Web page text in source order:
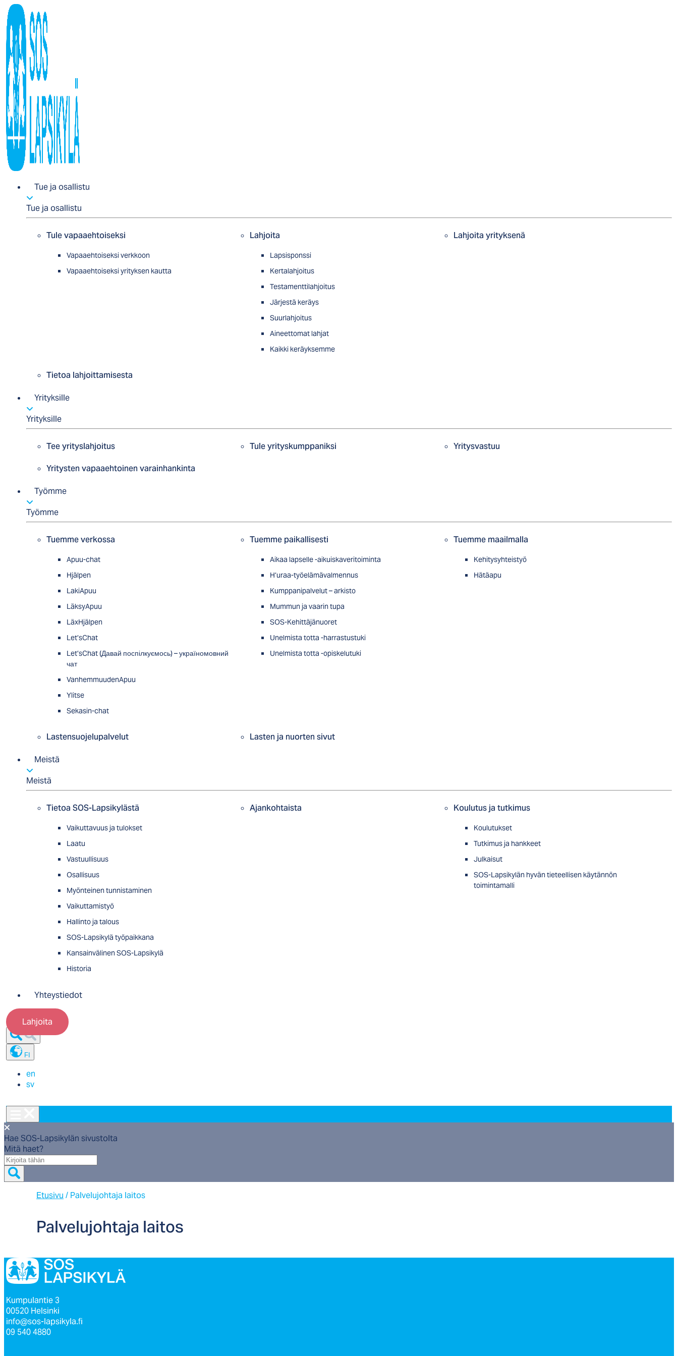
Tue ja osallistu
Tue ja osallistu
Tule vapaaehtoiseksi
Vapaaehtoiseksi verkkoon
Vapaaehtoiseksi yrityksen kautta
Lahjoita
Lapsisponssi
Kertalahjoitus
Testamenttilahjoitus
Järjestä keräys
Suurlahjoitus
Aineettomat lahjat
Kaikki keräyksemme
Lahjoita yrityksenä
Tietoa lahjoittamisesta
Yrityksille
Yrityksille
Tee yrityslahjoitus Tule yrityskumppaniksi
Yritysvastuu
Yritysten vapaaehtoinen varainhankinta
Työmme
Työmme
Tuemme verkossa
Apuu-chat
Hjälpen
LakiApuu
LäksyApuu
LäxHjälpen
Let’sChat
Let’sChat (Давай поспілкуємось) – україномовний
чат
VanhemmuudenApuu
Ylitse
Sekasin-chat
Tuemme paikallisesti
Aikaa lapselle -aikuiskaveritoiminta
H’uraa-työelämävalmennus
Kumppanipalvelut – arkisto
Mummun ja vaarin tupa
SOS-Kehittäjänuoret
Unelmista totta -harrastustuki
Unelmista totta -opiskelutuki
Tuemme maailmalla
Kehitysyhteistyö
Hätäapu
Lastensuojelupalvelut Lasten ja nuorten sivut
Meistä
Meistä
Tietoa SOS-Lapsikylästä
Vaikuttavuus ja tulokset
Laatu
Vastuullisuus
Osallisuus
Myön­tei­nen tun­nis­ta­minen
Vaikuttamistyö
Hallinto ja talous
SOS-Lapsikylä työpaikkana
Kansainvälinen SOS-Lapsikylä
Historia
Ajankohtaista Koulutus ja tutkimus
Koulutukset
Tutkimus ja hankkeet
Julkaisut
SOS-Lapsikylän hyvän tieteellisen käytännön
toimintamalli
Yhteystiedot
Lahjoita
FI
en
sv
Hae SOS-Lapsikylän sivustolta
Mitä haet?
Mitä
haet?
Etusivu / Palvelujohtaja laitos
Pal­ve­lu­joh­ta­ja lai­tos
Kumpulantie 3
00520 Helsinki
info@sos-lapsikyla.fi
09 540 4880